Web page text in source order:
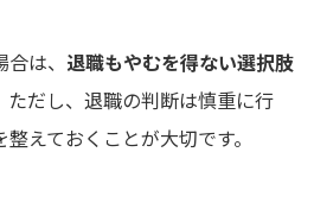
は、 退職もやむを得ない選択肢
ただし、退職の判断は慎重に行
えておくことが大切です。